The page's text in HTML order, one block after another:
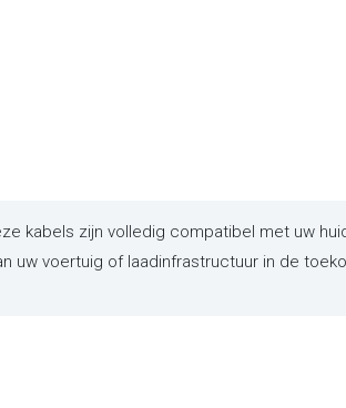
kabels zijn volledig compatibel met uw
uw voertuig of laadinfrastructuur in de